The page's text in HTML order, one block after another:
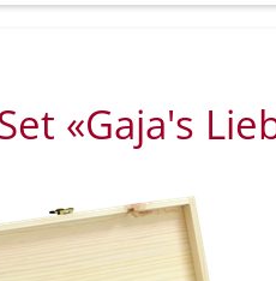
«Gaja's